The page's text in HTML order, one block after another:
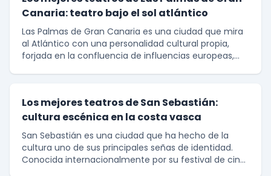
Canaria: teatro bajo el sol atlántico
Las Palmas de Gran Canaria es una ciudad que mira
al Atlántico con una personalidad cultural propia,
forjada en la confluencia de influencias europeas,
Los mejores teatros de San Sebastián:
cultura escénica en la costa vasca
San Sebastián es una ciudad que ha hecho de la
cultura uno de sus principales señas de identidad.
Conocida internacionalmente por su festival de cine